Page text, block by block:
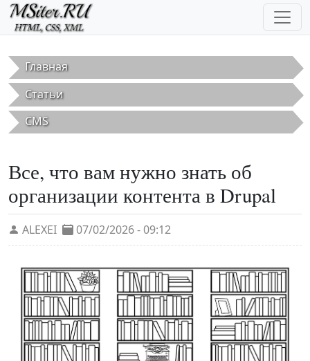
Перейти к основному содержанию
Главная
Статьи
CMS
Все, что вам нужно знать об
организации контента в Drupal
ALEXEI 07/02/2026 - 09:12